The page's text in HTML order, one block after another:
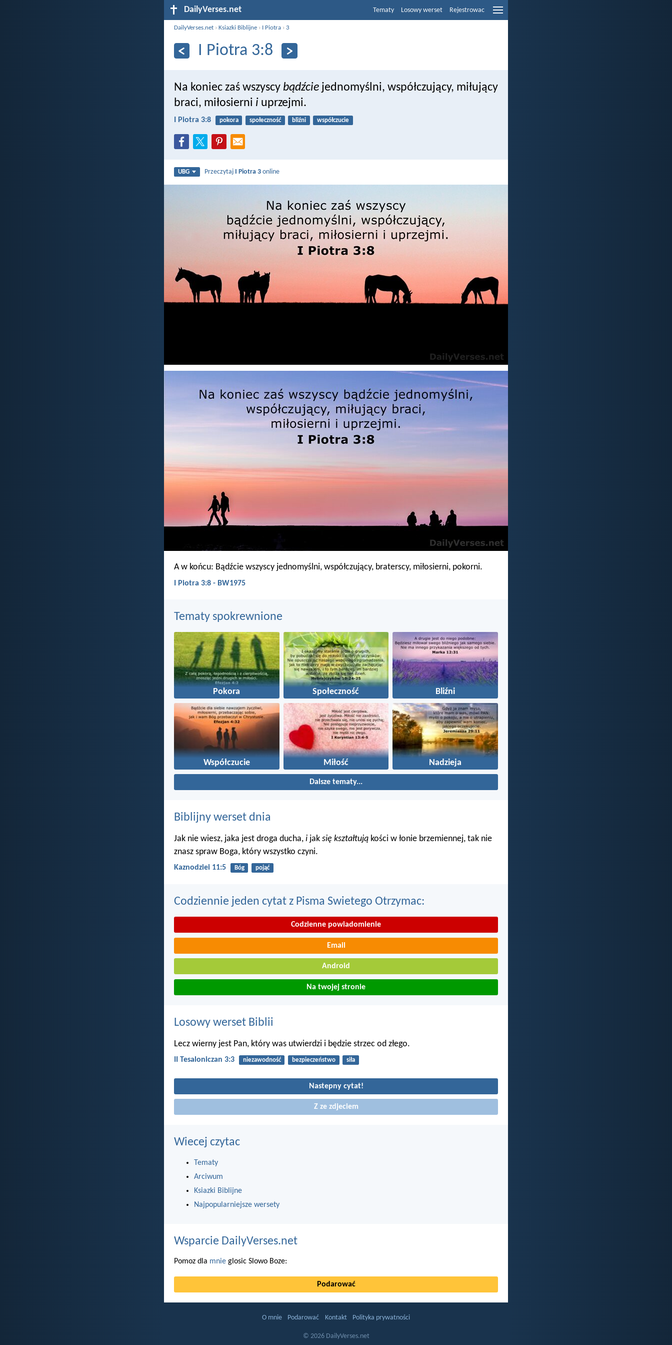
DailyVerses.net Tematy Losowy werset Rejestrowac
DailyVerses.net ›Ksiazki Biblijne › I Piotra ›3
I Piotra 3:8
Na koniec zaś wszyscy bądźcie jednomyślni, współczujący, miłujący
braci, miłosierni i uprzejmi.
I Piotra 3:8 pokora społeczność bliźni współczucie
UBG Przeczytaj I Piotra 3 online
A w końcu: Bądźcie wszyscy jednomyślni, współczujący, braterscy, miłosierni, pokorni.
I Piotra 3:8 - BW1975
Tematy spokrewnione
Pokora Społeczność Bliźni
Współczucie Miłość Nadzieja
Dalsze tematy...
Biblijny werset dnia
Jak nie wiesz, jaka jest droga ducha, i jak się kształtują kości w łonie brzemiennej, tak nie
znasz spraw Boga, który wszystko czyni.
Kaznodziei 11:5 Bóg pojąć
Codziennie jeden cytat z Pisma Swietego Otrzymac:
Codzienne powiadomienie
Email
Android
Na twojej stronie
Losowy werset Biblii
Lecz wierny jest Pan, który was utwierdzi i będzie strzec od złego.
II Tesaloniczan 3:3 niezawodność bezpieczeństwo siła
Nastepny cytat!
Z ze zdjeciem
Wiecej czytac
Tematy
Arciwum
Ksiazki Biblijne
Najpopularniejsze wersety
Wsparcie DailyVerses.net
Pomoz dla mnie glosic Slowo Boze:
Podarować
O mnie Podarować Kontakt Polityka prywatności
© 2026 DailyVerses.net